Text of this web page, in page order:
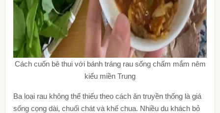
Cách cuốn bê thui với bánh tráng rau sống chấm mắm nêm
kiểu miền Trung
Ba loại rau không thể thiếu theo cách ăn truyền thống là giá
sống cọng dài, chuối chát và khế chua. Nhiều du khách bỏ